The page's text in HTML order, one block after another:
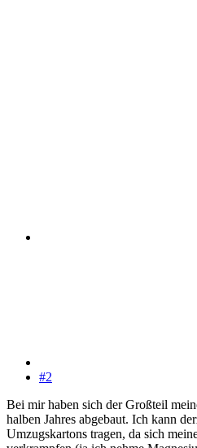
#2
Bei mir haben sich der Großteil
halben Jahres abgebaut. Ich kann
Umzugskartons tragen, da sich